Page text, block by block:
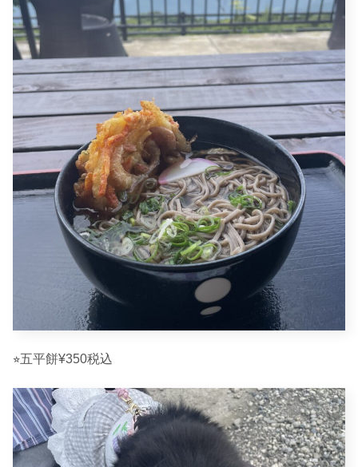
⭐︎五平餅¥350税込